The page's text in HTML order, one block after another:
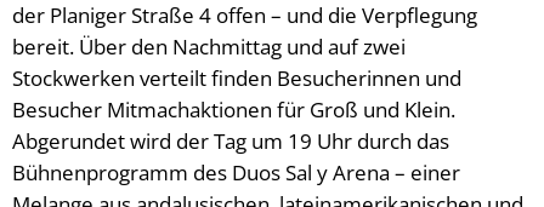
der Planiger Straße 4 offen – und die Verpflegung
bereit. Über den Nachmittag und auf zwei
Stockwerken verteilt finden Besucherinnen und
Besucher Mitmachaktionen für Groß und Klein.
Abgerundet wird der Tag um 19 Uhr durch das
Bühnenprogramm des Duos Sal y Arena – einer